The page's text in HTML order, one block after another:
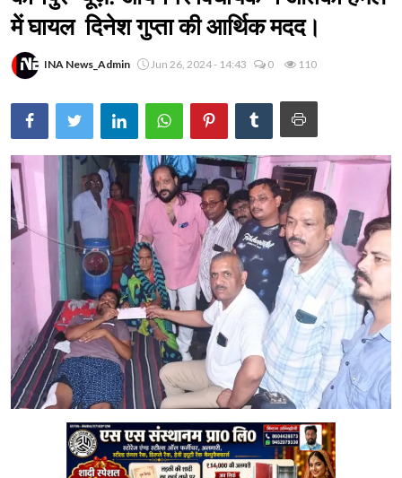
में घायल दिनेश गुप्ता की आर्थिक मदद।
INA News_Admin Jun 26, 2024 - 14:43 0 110